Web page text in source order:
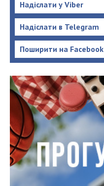
Надіслати у Viber
Надіслати в Telegram
Поширити на Facebook